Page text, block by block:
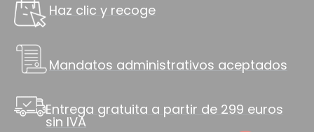
Haz clic y recoge
Mandatos administrativos aceptados
Entrega gratuita a partir de 299 euros
sin IVA